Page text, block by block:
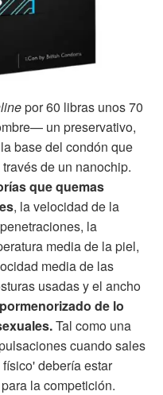
por 60 libras unos 70
un preservativo,
base del condón que
de un nanochip.
que quemas
, la velocidad de la
la
media de la piel,
media de las
usadas y el ancho
de lo
Tal como una
cuando sales
debería estar
la competición.